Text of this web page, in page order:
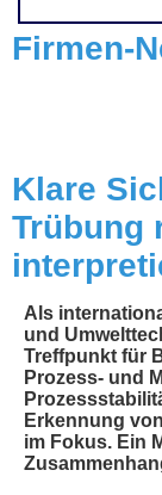
Firmen-
Klare
Trübung
Als
und
Treffpunkt für
Prozess- und
Erkennung
im Fokus. Ein